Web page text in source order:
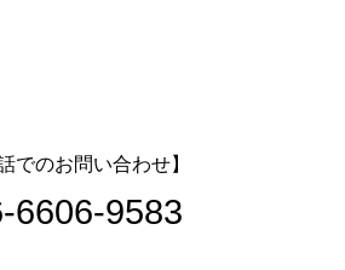
でのお問い合わせ】
6606-9583